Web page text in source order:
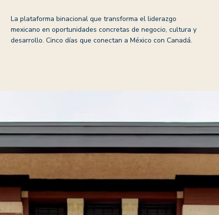
La plataforma binacional que transforma el liderazgo
mexicano en oportunidades concretas de negocio, cultura y
desarrollo. Cinco días que conectan a México con Canadá.